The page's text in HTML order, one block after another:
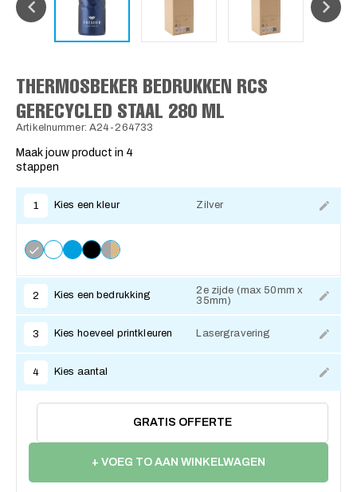
THERMOSBEKER BEDRUKKEN RCS
GERECYCLED STAAL 280 ML
Artikelnummer: A24-264733
Maak jouw product in 4
stappen
1 Kies een kleur Zilver
2 Kies een bedrukking
2e zijde (max 50mm x
35mm)
3 Kies hoeveel printkleuren Lasergravering
4 Kies aantal
GRATIS OFFERTE
+ VOEG TO AAN WINKELWAGEN